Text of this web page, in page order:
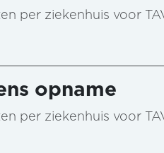
per ziekenhuis voor
opname
per ziekenhuis voor